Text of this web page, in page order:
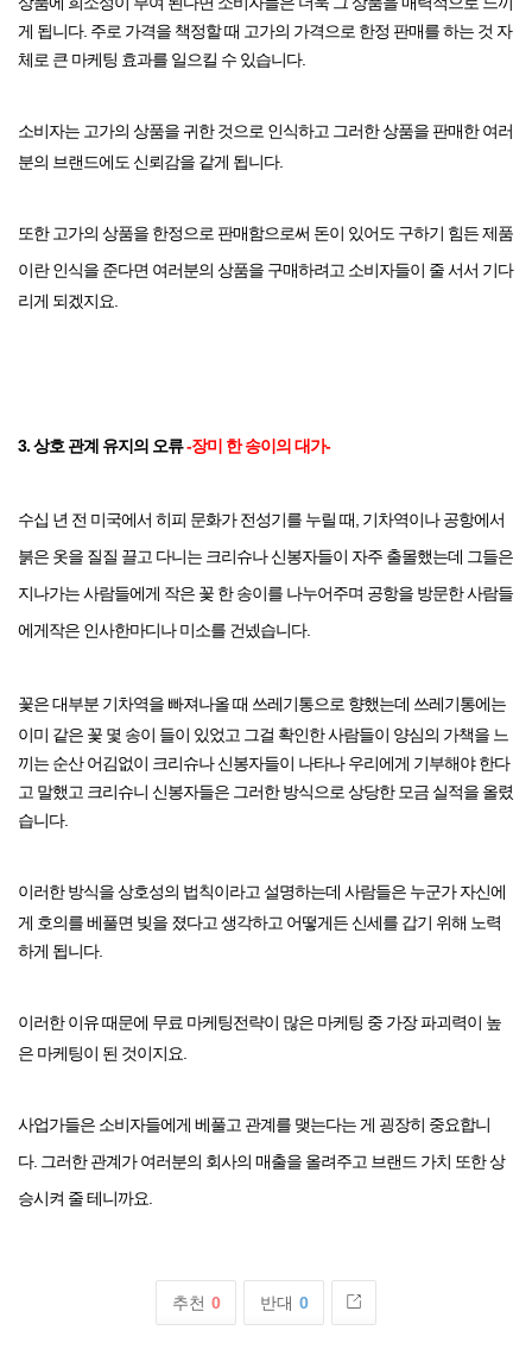
게 됩니다. 주로 가격을 책정할 때 고가의 가격으로 한정 판매를 하는 것 자
체로 큰 마케팅 효과를 일으킬 수 있습니다.
소비자는 고가의 상품을 귀한 것으로 인식하고 그러한 상품을 판매한 여러
분의 브랜드에도 신뢰감을 같게 됩니다.
또한 고가의 상품을 한정으로 판매함으로써 돈이 있어도 구하기 힘든 제품
이란인식을 준다면 여러분의 상품을 구매하려고 소비자들이 줄 서서 기다
리게 되겠지요.
3. 상호 관계 유지의 오류-장미 한 송이의 대가-
수십 년 전 미국에서 히피 문화가 전성기를 누릴 때, 기차역이나 공항에서
붉은 옷을 질질 끌고 다니는 크리슈나 신봉자들이 자주 출몰했는데 그들은
지나가는 사람들에게 작은 꽃 한 송이를 나누어주며 공항을 방문한 사람들
에게작은 인사한마디나 미소를 건넸습니다.
꽃은 대부분 기차역을 빠져나올 때 쓰레기통으로 향했는데 쓰레기통에는
이미 같은 꽃 몇 송이 들이 있었고 그걸 확인한사람들이 양심의 가책을 느
끼는 순산 어김없이 크리슈나 신봉자들이 나타나우리에게 기부해야 한다
고 말했고 크리슈니 신봉자들은 그러한 방식으로 상당한 모금 실적을 올렸
습니다.
이러한 방식을 상호성의 법칙이라고 설명하는데 사람들은 누군가 자신에
게 호의를 베풀면 빚을 졌다고 생각하고 어떻게든 신세를 갑기 위해 노력
하게 됩니다.
이러한 이유 때문에 무료 마케팅전략이 많은 마케팅 중 가장 파괴력이 높
은 마케팅이 된 것이지요.
사업가들은 소비자들에게 베풀고 관계를 맺는다는 게 굉장히 중요합니
다. 그러한 관계가 여러분의 회사의 매출을 올려주고 브랜드 가치 또한 상
승시켜 줄 테니까요.
추천 0 반대 0